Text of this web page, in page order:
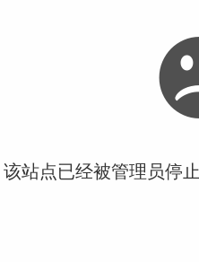
站点已经被管理员停